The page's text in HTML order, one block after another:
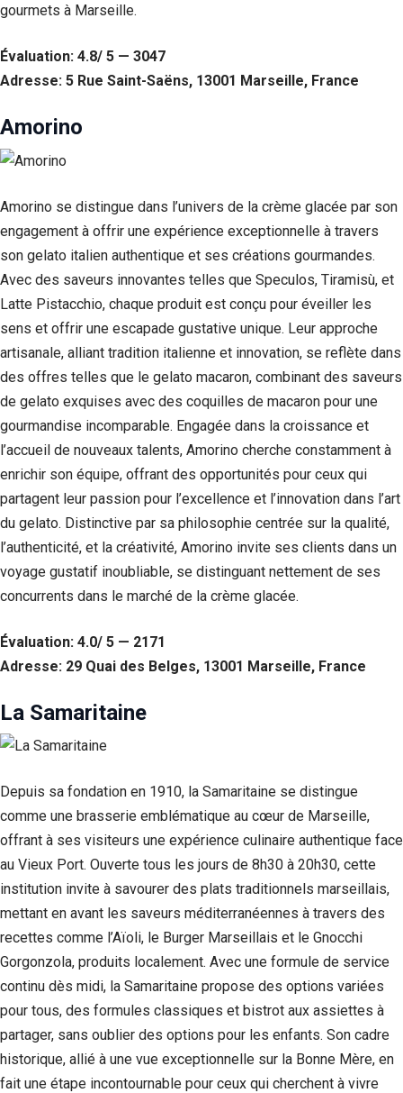
gourmets à Marseille.
Évaluation: 4.8/ 5 — 3047
Adresse: 5 Rue Saint-Saëns, 13001 Marseille, France
Amorino
Amorino se distingue dans l’univers de la crème glacée par son
engagement à offrir une expérience exceptionnelle à travers
son gelato italien authentique et ses créations gourmandes.
Avec des saveurs innovantes telles que Speculos, Tiramisù, et
Latte Pistacchio, chaque produit est conçu pour éveiller les
sens et offrir une escapade gustative unique. Leur approche
artisanale, alliant tradition italienne et innovation, se reflète dans
des offres telles que le gelato macaron, combinant des saveurs
de gelato exquises avec des coquilles de macaron pour une
gourmandise incomparable. Engagée dans la croissance et
l’accueil de nouveaux talents, Amorino cherche constamment à
enrichir son équipe, offrant des opportunités pour ceux qui
partagent leur passion pour l’excellence et l’innovation dans l’art
du gelato. Distinctive par sa philosophie centrée sur la qualité,
l’authenticité, et la créativité, Amorino invite ses clients dans un
voyage gustatif inoubliable, se distinguant nettement de ses
concurrents dans le marché de la crème glacée.
Évaluation: 4.0/ 5 — 2171
Adresse: 29 Quai des Belges, 13001 Marseille, France
La Samaritaine
Depuis sa fondation en 1910, la Samaritaine se distingue
comme une brasserie emblématique au cœur de Marseille,
offrant à ses visiteurs une expérience culinaire authentique face
au Vieux Port. Ouverte tous les jours de 8h30 à 20h30, cette
institution invite à savourer des plats traditionnels marseillais,
mettant en avant les saveurs méditerranéennes à travers des
recettes comme l’Aïoli, le Burger Marseillais et le Gnocchi
Gorgonzola, produits localement. Avec une formule de service
continu dès midi, la Samaritaine propose des options variées
pour tous, des formules classiques et bistrot aux assiettes à
partager, sans oublier des options pour les enfants. Son cadre
historique, allié à une vue exceptionnelle sur la Bonne Mère, en
fait une étape incontournable pour ceux qui cherchent à vivre
Afin que
nous
puissions
fonctionnalité
et la structure
en fonction
dont le site
utilisé.
Experience
Afin que notre
site Web
fonctionne
possible lors
de votre visite.
Si vous
refusez ces
cookies,
certaines
fonctionnalités
disparaîtront
du site Web.
Marketing
En partageant
comportement
lorsque vous
augmentez les
voir du
offres